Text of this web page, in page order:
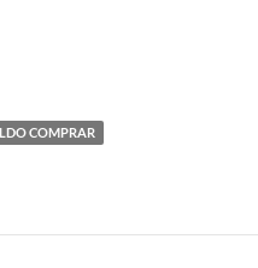
COMPRAR